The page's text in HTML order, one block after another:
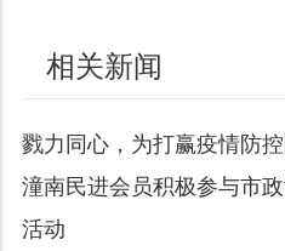
相关新闻
戮力同心，为打赢疫情防
潼南民进会员积极参与市
活动